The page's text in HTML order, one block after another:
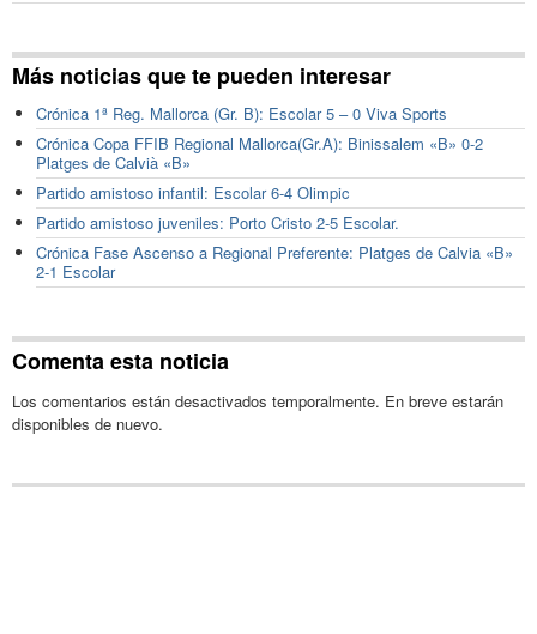
Más noticias que te pueden interesar
Crónica 1ª Reg. Mallorca (Gr. B): Escolar 5 – 0 Viva Sports
Crónica Copa FFIB Regional Mallorca(Gr.A): Binissalem «B» 0-2
Platges de Calvià «B»
Partido amistoso infantil: Escolar 6-4 Olimpic
Partido amistoso juveniles: Porto Cristo 2-5 Escolar.
Crónica Fase Ascenso a Regional Preferente: Platges de Calvia «B»
2-1 Escolar
Comenta esta noticia
Los comentarios están desactivados temporalmente. En breve estarán
disponibles de nuevo.